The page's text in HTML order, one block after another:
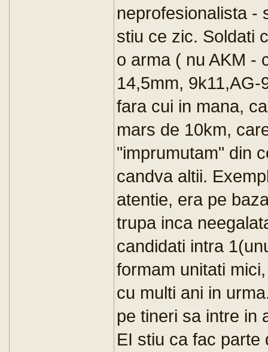
neprofesionalista -
stiu ce zic. Soldati
o arma ( nu AKM -
14,5mm,
fara cui in mana,
mars de 10km,
"imprumutam" din
candva altii.
atentie, era pe
trupa inca
candidati intra
formam unitati
cu multi ani in
pe tineri sa intre in
EI stiu ca fac parte